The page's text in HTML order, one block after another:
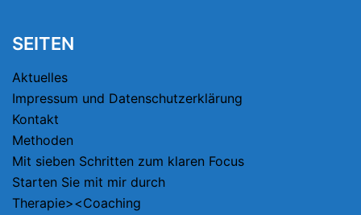
SEITEN
Aktuelles
Impressum und Datenschutzerklärung
Kontakt
Methoden
Mit sieben Schritten zum klaren Focus
Starten Sie mit mir durch
Therapie><Coaching